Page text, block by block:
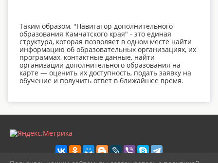
Таким образом, "Навигатор дополнительного
образования Камчатского края" - это единая
структура, которая позволяет в одном месте найти
информацию об образовательных организациях, их
программах, контактные данные, найти
организации дополнительного образования на
карте — оценить их доступность, подать заявку на
обучение и получить ответ в ближайшее время.